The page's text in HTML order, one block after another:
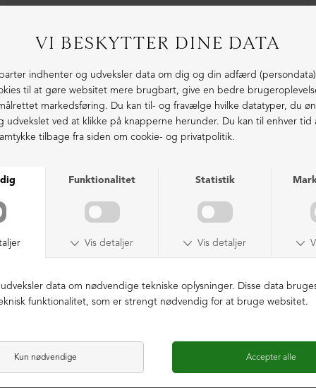
LIGNENDE PRODUKTER
NEDSAT
DKK 3.699,00
NEDSAT
DKK 2.599,00